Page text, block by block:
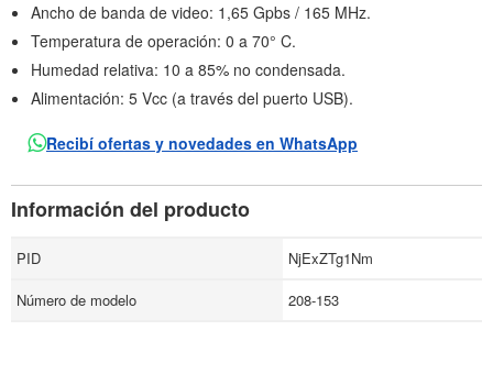
Ancho de banda de video: 1,65 Gpbs / 165 MHz.
Temperatura de operación: 0 a 70° C.
Humedad relativa: 10 a 85% no condensada.
Alimentación: 5 Vcc (a través del puerto USB).
Recibí ofertas y novedades en WhatsApp
Información del producto
PID
NjExZTg1Nm
Número de modelo
208-153